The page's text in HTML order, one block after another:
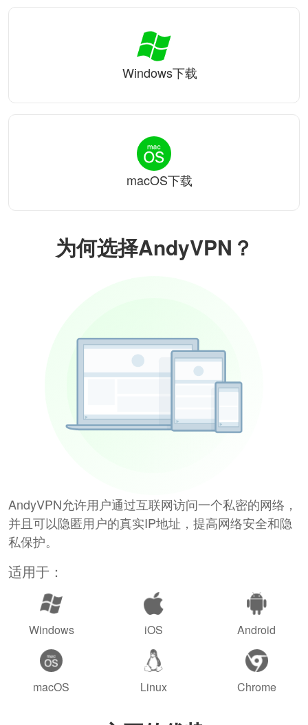
为何选择AndyVPN？
AndyVPN允许用户通过互联网访问一个私密的网络，
并且可以隐匿用户的真实IP地址，提高网络安全和隐
私保护。
适用于：
Windows iOS Android
macOS Linux Chrome
Windows下载
macOS下载